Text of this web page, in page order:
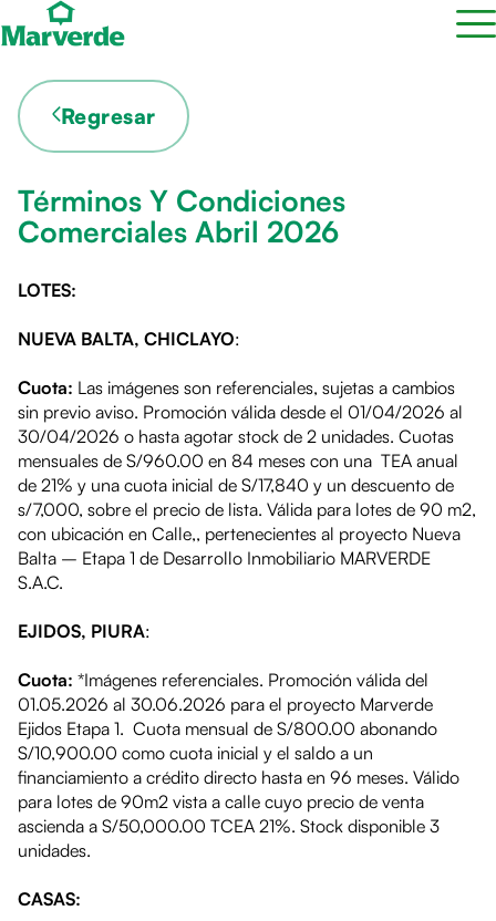
Regresar
Términos Y Condiciones
Comerciales Abril 2026
LOTES:
NUEVA BALTA, CHICLAYO:
Cuota: Las imágenes son referenciales, sujetas a cambios
sin previo aviso. Promoción válida desde el 01/04/2026 al
30/04/2026 o hasta agotar stock de 2 unidades. Cuotas
mensuales de S/960.00 en 84 meses con una TEA anual
de 21% y una cuota inicial de S/17,840 y un descuento de
s/7,000, sobre el precio de lista. Válida para lotes de 90 m2,
con ubicación en Calle,, pertenecientes al proyecto Nueva
Balta – Etapa 1 de Desarrollo Inmobiliario MARVERDE
S.A.C.
EJIDOS, PIURA:
Cuota: *Imágenes referenciales. Promoción válida del
01.05.2026 al 30.06.2026 para el proyecto Marverde
Ejidos Etapa 1. Cuota mensual de S/800.00 abonando
S/10,900.00 como cuota inicial y el saldo a un
financiamiento a crédito directo hasta en 96 meses. Válido
para lotes de 90m2 vista a calle cuyo precio de venta
ascienda a S/50,000.00 TCEA 21%. Stock disponible 3
unidades.
CASAS: